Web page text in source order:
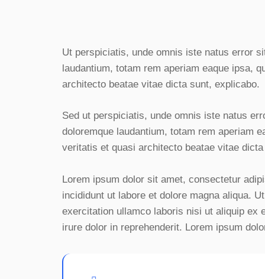
Ut perspiciatis, unde omnis iste natus error
laudantium, totam rem aperiam eaque ipsa,
architecto beatae vitae dicta sunt, explicabo.
Sed ut perspiciatis, unde omnis iste natus
doloremque laudantium, totam rem aperiam
veritatis et quasi architecto beatae vitae
Lorem ipsum dolor sit amet, consectetur
incididunt ut labore et dolore magna aliqua.
exercitation ullamco laboris nisi ut aliquip ex
irure dolor in reprehenderit. Lorem ipsum